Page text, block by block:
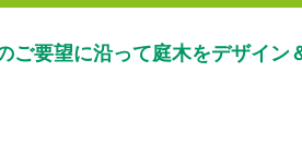
要望に沿って庭木をデザイン